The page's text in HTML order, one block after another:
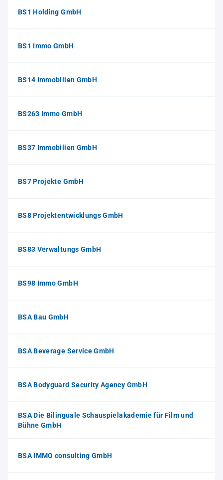
BS1 Holding GmbH
BS1 Immo GmbH
BS14 Immobilien GmbH
BS263 Immo GmbH
BS37 Immobilien GmbH
BS7 Projekte GmbH
BS8 Projektentwicklungs GmbH
BS83 Verwaltungs GmbH
BS98 Immo GmbH
BSA Bau GmbH
BSA Beverage Service GmbH
BSA Bodyguard Security Agency GmbH
BSA Die Bilinguale Schauspielakademie für Film und
Bühne GmbH
BSA IMMO consulting GmbH